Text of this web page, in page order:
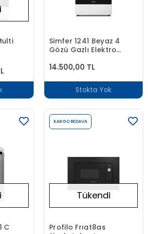
Simfer 1241 Beyaz 4
Gözü Gazlı Elektro
14.500,00 TL
Stokta Yok
C
KARGO BEDAVA
Tükendi
Profilo Frıat8as